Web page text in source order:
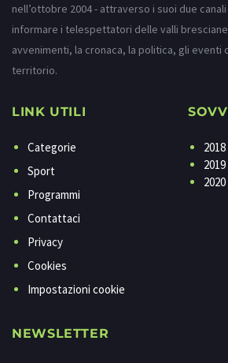
nell’ottobre 2004 - attraverso i suoi due
informare i telespettatori delle valli
avvenimenti, la cronaca, la politica, gli eventi
territorio.
LINK UTILI
Categorie
Sport
Programmi
Contattaci
Privacy
Cookies
Impostazioni cookie
2018
2019
2020
NEWSLETTER